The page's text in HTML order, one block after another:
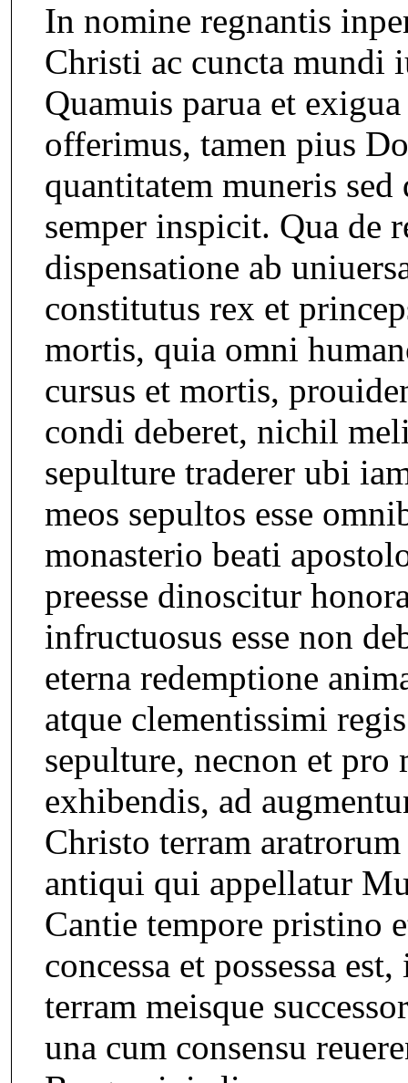
In nomine regnantis
Christi ac cuncta mundi
Quamuis parua et
offerimus, tamen pius
quantitatem muneris
semper inspicit. Qua de
dispensatione ab
constitutus rex et
mortis, quia omni
cursus et mortis,
condi deberet, nichil
sepulture traderer ubi
meos sepultos esse
monasterio beati
preesse dinoscitur
infructuosus esse non
eterna redemptione
atque clementissimi
sepulture, necnon et pro
exhibendis, ad
Christo terram
antiqui qui appellatur
Cantie tempore pristino
concessa et possessa
terram meisque
una cum consensu